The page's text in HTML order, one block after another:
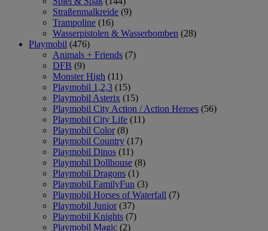
Straßenmalkreide (9)
Trampoline (16)
Wasserpistolen & Wasserbomben (28)
Playmobil (476)
Animals + Friends (7)
DFB (9)
Monster High (11)
Playmobil 1,2,3 (15)
Playmobil Asterix (15)
Playmobil City Action / Action Heroes (56)
Playmobil City Life (11)
Playmobil Color (8)
Playmobil Country (17)
Playmobil Dinos (11)
Playmobil Dollhouse (8)
Playmobil Dragons (1)
Playmobil FamilyFun (3)
Playmobil Horses of Waterfall (7)
Playmobil Junior (37)
Playmobil Knights (7)
Playmobil Magic (2)